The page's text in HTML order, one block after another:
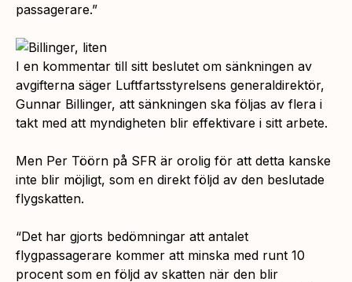
passagerare.”
I en kommentar till sitt beslutet om sänkningen av
avgifterna säger Luftfartsstyrelsens generaldirektör,
Gunnar Billinger, att sänkningen ska följas av flera i
takt med att myndigheten blir effektivare i sitt arbete.
Men Per Töörn på SFR är orolig för att detta kanske
inte blir möjligt, som en direkt följd av den beslutade
flygskatten.
“Det har gjorts bedömningar att antalet
flygpassagerare kommer att minska med runt 10
procent som en följd av skatten när den blir